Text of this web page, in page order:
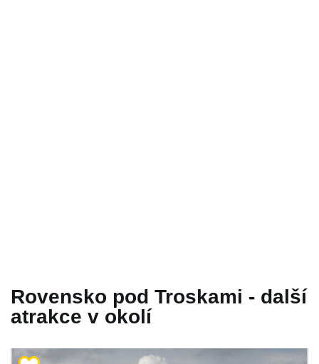
Rovensko pod Troskami - další
atrakce v okolí